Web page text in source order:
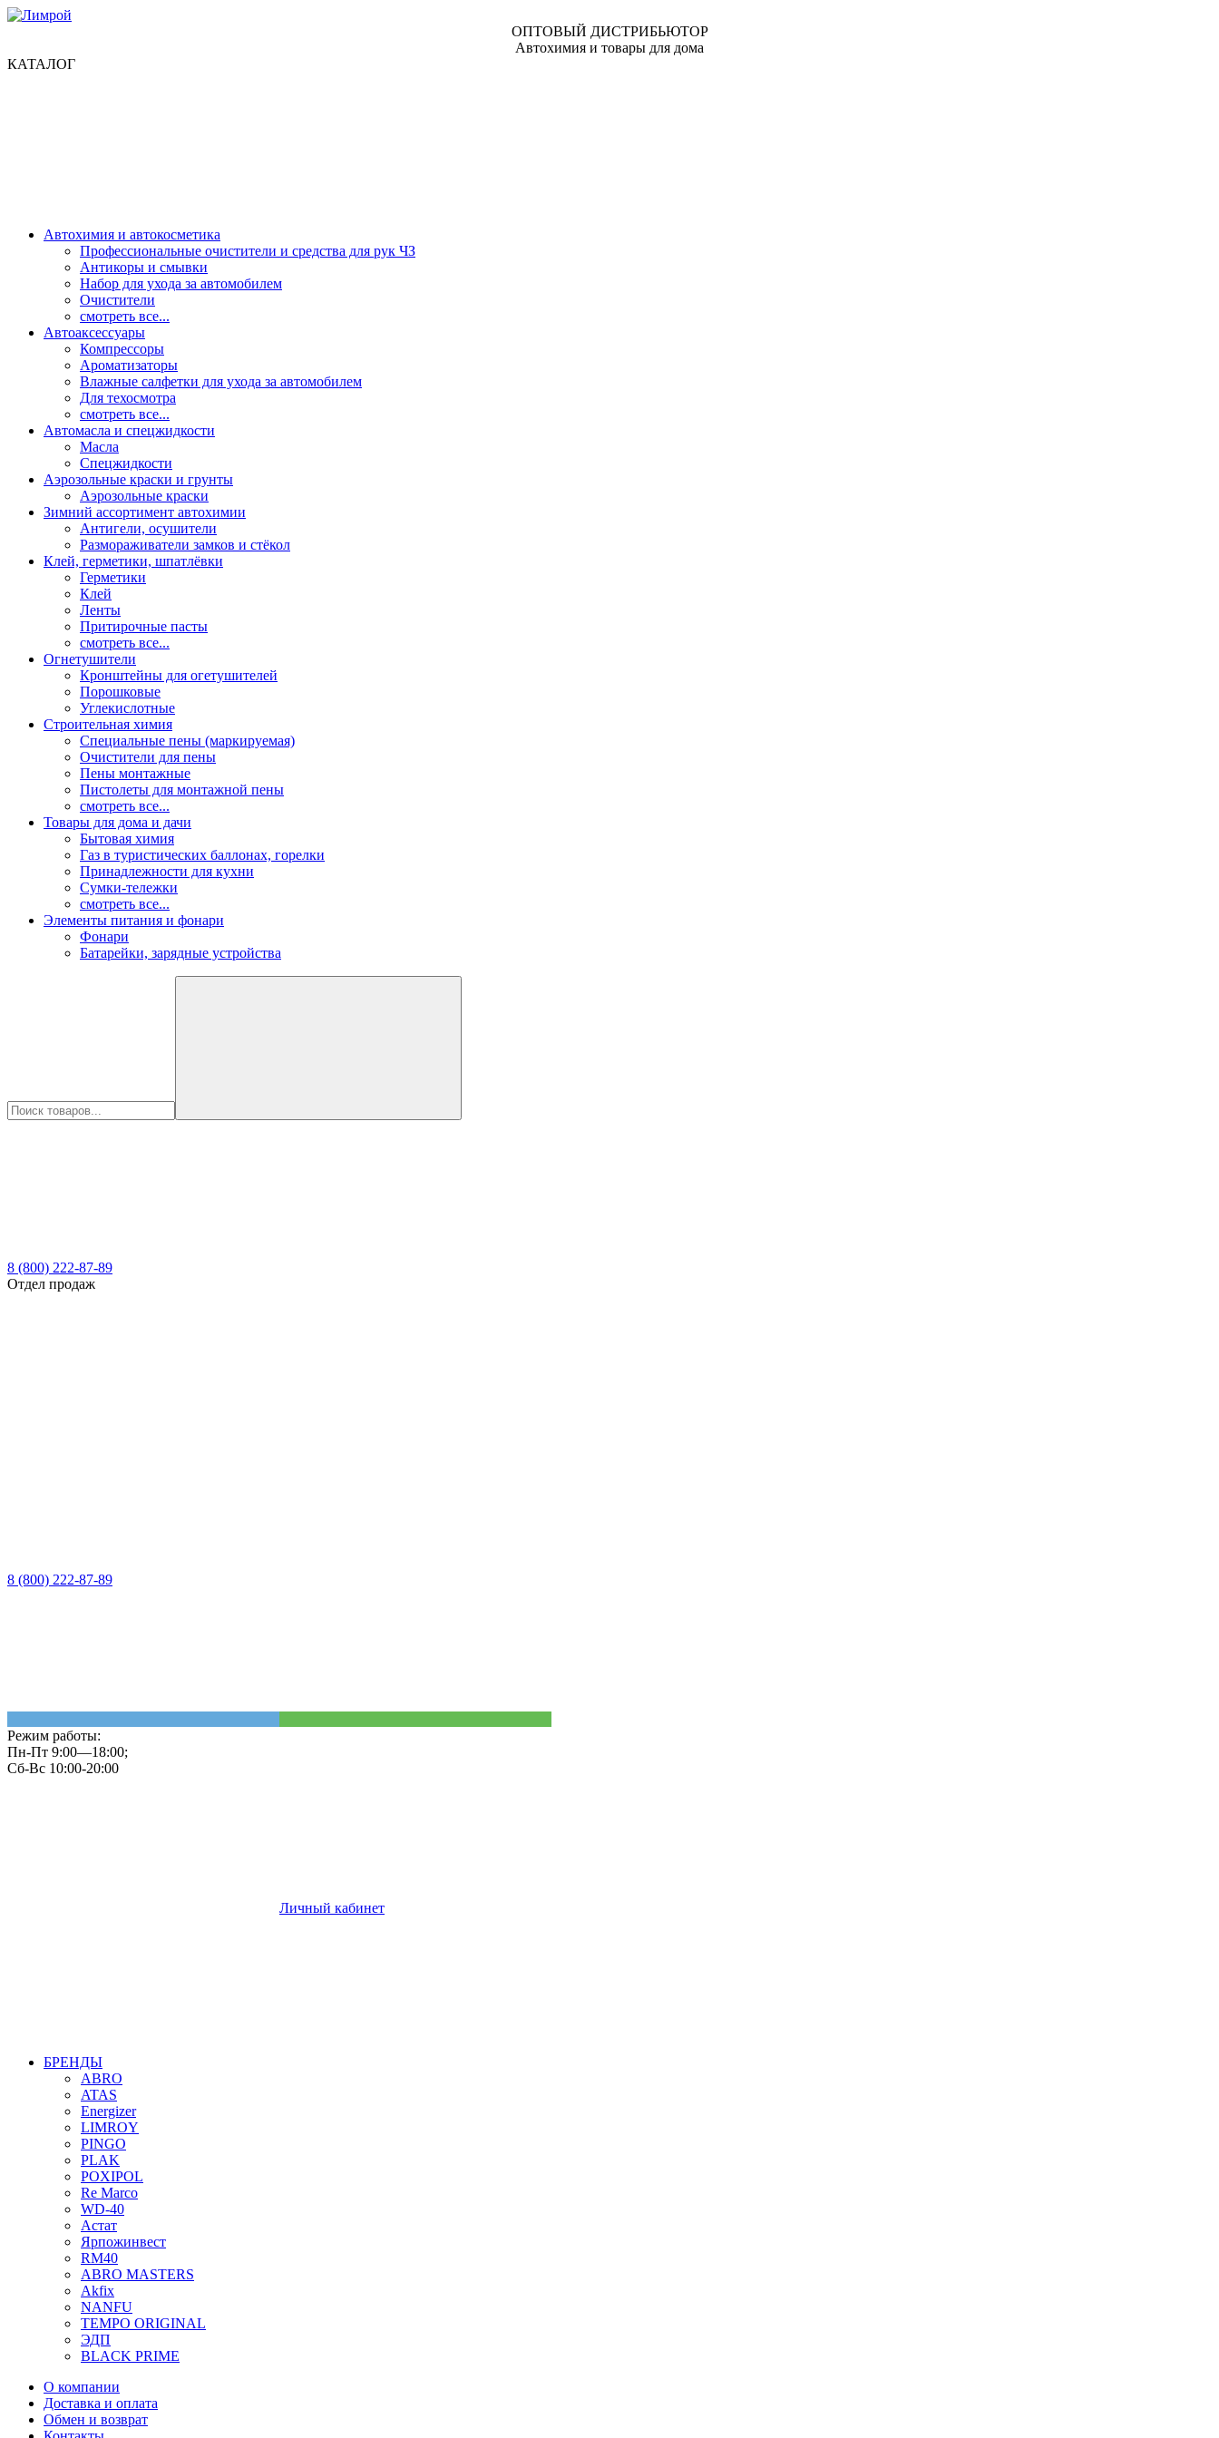
ОПТОВЫЙ ДИСТРИБЬЮТОР
Автохимия и товары для дома
КАТАЛОГ
Автохимия и автокосметика
Профессиональные очистители и средства для рук ЧЗ
Антикоры и смывки
Набор для ухода за автомобилем
Очистители
смотреть все...
Автоаксессуары
Компрессоры
Ароматизаторы
Влажные салфетки для ухода за автомобилем
Для техосмотра
смотреть все...
Автомасла и спецжидкости
Масла
Спецжидкости
Аэрозольные краски и грунты
Аэрозольные краски
Зимний ассортимент автохимии
Антигели, осушители
Размораживатели замков и стёкол
Клей, герметики, шпатлёвки
Герметики
Клей
Ленты
Притирочные пасты
смотреть все...
Огнетушители
Кронштейны для огетушителей
Порошковые
Углекислотные
Строительная химия
Специальные пены (маркируемая)
Очистители для пены
Пены монтажные
Пистолеты для монтажной пены
смотреть все...
Товары для дома и дачи
Бытовая химия
Газ в туристических баллонах, горелки
Принадлежности для кухни
Сумки-тележки
смотреть все...
Элементы питания и фонари
Фонари
Батарейки, зарядные устройства
8 (800) 222-87-89
Отдел продаж
8 (800) 222-87-89
Режим работы:
Пн-Пт 9:00—18:00;
Сб-Вс 10:00-20:00
Личный кабинет
БРЕНДЫ
ABRO
ATAS
Energizer
LIMROY
PINGO
PLAK
POXIPOL
Re Marco
WD-40
Астат
Ярпожинвест
RM40
ABRO MASTERS
Akfix
NANFU
TEMPO ORIGINAL
ЭДП
BLACK PRIME
О компании
Доставка и оплата
Обмен и возврат